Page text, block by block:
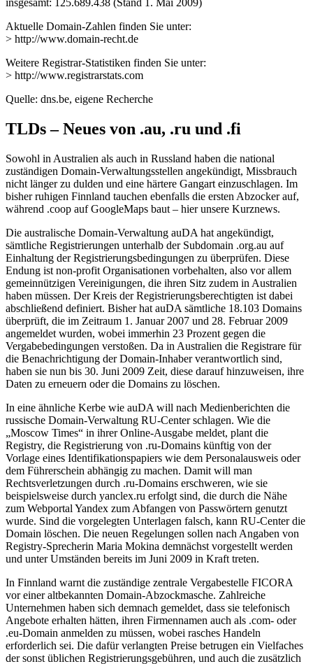
insgesamt: 125.689.438 (Stand 1. Mai 2009)
Aktuelle Domain-Zahlen finden Sie unter:
> http://www.domain-recht.de
Weitere Registrar-Statistiken finden Sie unter:
> http://www.registrarstats.com
Quelle: dns.be, eigene Recherche
TLDs – Neues von .au, .ru und .fi
Sowohl in Australien als auch in Russland haben die national
zuständigen Domain-Verwaltungsstellen angekündigt, Missbrauch
nicht länger zu dulden und eine härtere Gangart einzuschlagen. Im
bisher ruhigen Finnland tauchen ebenfalls die ersten Abzocker auf,
während .coop auf GoogleMaps baut – hier unsere Kurznews.
Die australische Domain-Verwaltung auDA hat angekündigt,
sämtliche Registrierungen unterhalb der Subdomain .org.au auf
Einhaltung der Registrierungsbedingungen zu überprüfen. Diese
Endung ist non-profit Organisationen vorbehalten, also vor allem
gemeinnützigen Vereinigungen, die ihren Sitz zudem in Australien
haben müssen. Der Kreis der Registrierungsberechtigten ist dabei
abschließend definiert. Bisher hat auDA sämtliche 18.103 Domains
überprüft, die im Zeitraum 1. Januar 2007 und 28. Februar 2009
angemeldet wurden, wobei immerhin 23 Prozent gegen die
Vergabebedingungen verstoßen. Da in Australien die Registrare für
die Benachrichtigung der Domain-Inhaber verantwortlich sind,
haben sie nun bis 30. Juni 2009 Zeit, diese darauf hinzuweisen, ihre
Daten zu erneuern oder die Domains zu löschen.
In eine ähnliche Kerbe wie auDA will nach Medienberichten die
russische Domain-Verwaltung RU-Center schlagen. Wie die
„Moscow Times“ in ihrer Online-Ausgabe meldet, plant die
Registry, die Registrierung von .ru-Domains künftig von der
Vorlage eines Identifikationspapiers wie dem Personalausweis oder
dem Führerschein abhängig zu machen. Damit will man
Rechtsverletzungen durch .ru-Domains erschweren, wie sie
beispielsweise durch yanclex.ru erfolgt sind, die durch die Nähe
zum Webportal Yandex zum Abfangen von Passwörtern genutzt
wurde. Sind die vorgelegten Unterlagen falsch, kann RU-Center die
Domain löschen. Die neuen Regelungen sollen nach Angaben von
Registry-Sprecherin Maria Mokina demnächst vorgestellt werden
und unter Umständen bereits im Juni 2009 in Kraft treten.
In Finnland warnt die zuständige zentrale Vergabestelle FICORA
vor einer altbekannten Domain-Abzockmasche. Zahlreiche
Unternehmen haben sich demnach gemeldet, dass sie telefonisch
Angebote erhalten hätten, ihren Firmennamen auch als .com- oder
.eu-Domain anmelden zu müssen, wobei rasches Handeln
erforderlich sei. Die dafür verlangten Preise betrugen ein Vielfaches
der sonst üblichen Registrierungsgebühren, und auch die zusätzlich